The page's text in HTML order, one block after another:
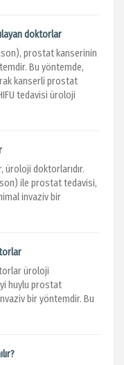
doktorlar
prostat kanserinin
Bu yöntemde,
kanserli prostat
tedavisi üroloji
üroloji doktorlarıdır.
ile prostat tedavisi,
invaziv bir
üroloji
huylu prostat
bir yöntemdir. Bu